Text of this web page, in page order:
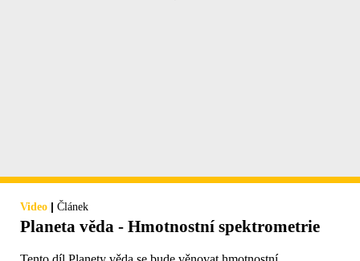
Video | Článek
Planeta věda - Hmotnostní spektrometrie